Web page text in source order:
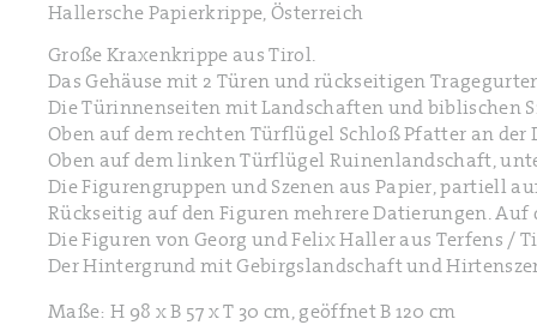
Hallersche Papierkrippe, Österreich
Große Kraxenkrippe aus Tirol.
Das Gehäuse mit 2 Türen und rückseitigen
Die Türinnenseiten mit Landschaften und biblischen
Oben auf dem rechten Türflügel Schloß Pfatter an
Oben auf dem linken Türflügel Ruinenlandschaft,
Die Figurengruppen und Szenen aus Papier, partiell
Rückseitig auf den Figuren mehrere Datierungen. Auf
Die Figuren von Georg und Felix Haller aus Terfens /
Der Hintergrund mit Gebirgslandschaft und
Maße: H 98 x B 57 x T 30 cm, geöffnet B 120 cm